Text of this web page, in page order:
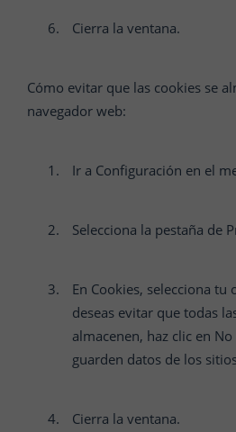
Cierra la ventana.
Cómo evitar que las cookies se
navegador web:
Ir a Configuración en el
Selecciona la pestaña de
En Cookies, selecciona tu
deseas evitar que todas
almacenen, haz clic en
guarden datos de los
Cierra la ventana.